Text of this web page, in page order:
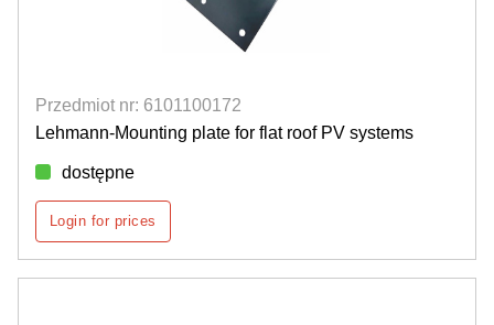
Przedmiot nr: 6101100172
Lehmann-Mounting plate for flat roof PV systems
dostępne
Login for prices